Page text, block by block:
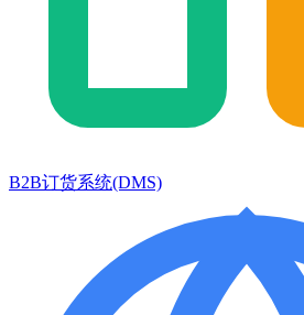
B2B订货系统(DMS)